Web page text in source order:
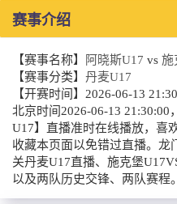
赛事介绍
【赛事名称】 阿晓斯U17 vs 施
【赛事分类】 丹麦U17
【开赛时间】 2026-06-13
北京时间2026-06-13 21:30:00
U17】直播准时在线播放，喜
收藏本页面以免错过直播。龙
关丹麦U17直播、施克堡
以及两队历史交锋、两队赛程。